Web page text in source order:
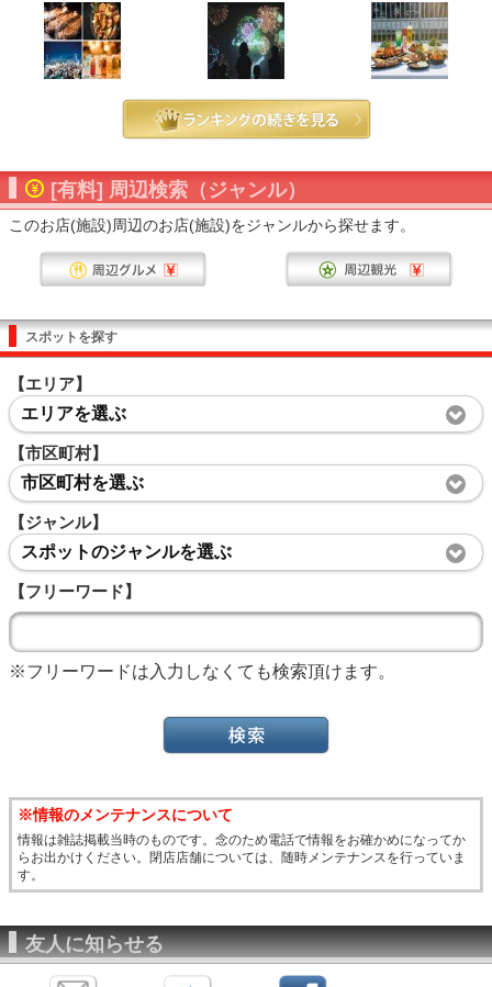
[有料] 周辺検索（ジャンル）
このお店(施設)周辺のお店(施設)をジャンルから探せます。
スポットを探す
【エリア】
エリアを選ぶ
【市区町村】
市区町村を選ぶ
【ジャンル】
スポットのジャンルを選ぶ
【フリーワード】
※フリーワードは入力しなくても検索頂けます。
※情報のメンテナンスについて
情報は雑誌掲載当時のものです。念のため電話で情報をお確かめになってか
らお出かけください。閉店店舗については、随時メンテナンスを行っていま
す。
友人に知らせる